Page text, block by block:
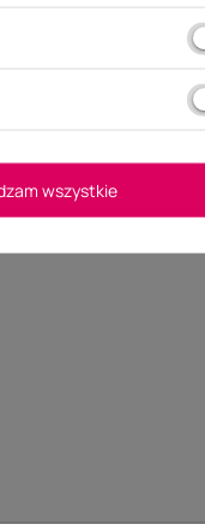
wszystkie